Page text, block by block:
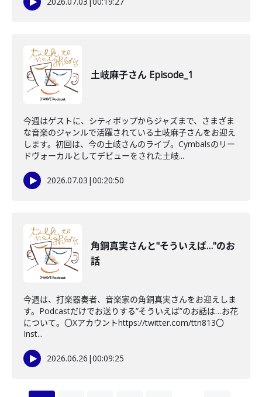
土岐麻子さん Episode_1
今週はゲストに、シティポップからジャズまで、さまざま
な音楽のジャンルで活躍されている土岐麻子さんをお迎え
します。初回は、今の土岐さんのライブ。Cymbalsのリー
ドヴォーカルとしてデビューをされた土岐...
2026.07.03 |00:20:50
角銅真実さんと"そういえば…"のお
話
今週は、打楽器奏者、音楽家の角銅真実さんをお迎えしま
す。Podcastだけでお送りする”そういえば”のお話は…お花
について。〇Xアカウントhttps://twitter.com/ttn813〇
Inst...
2026.06.26 |00:09:25